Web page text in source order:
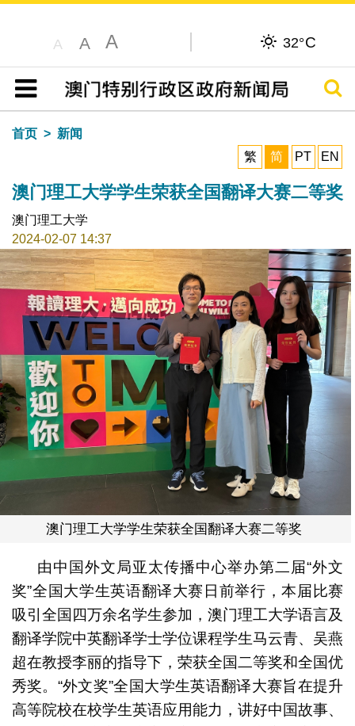
A A A 32°C
目录
搜寻
首页
新闻
繁
简 PT EN
澳门理工大学学生荣获全国翻译大赛二等奖
澳门理工大学
2024-02-07 14:37
澳门理工大学学生荣获全国翻译大赛二等奖
由中国外文局亚太传播中心举办第二届“外文
奖”全国大学生英语翻译大赛日前举行，本届比赛
吸引全国四万余名学生参加，澳门理工大学语言及
翻译学院中英翻译学士学位课程学生马云青、吴燕
超在教授李丽的指导下，荣获全国二等奖和全国优
秀奖。“外文奖”全国大学生英语翻译大赛旨在提升
高等院校在校学生英语应用能力，讲好中国故事、